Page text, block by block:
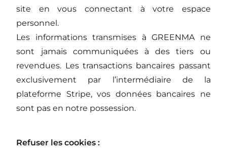
site en vous connectant à votre espace
personnel.
Les informations transmises à GREENMA ne
sont jamais communiquées à des tiers ou
revendues. Les transactions bancaires passant
exclusivement par l’intermédiaire de la
plateforme Stripe, vos données bancaires ne
sont pas en notre possession.
Refuser les cookies :